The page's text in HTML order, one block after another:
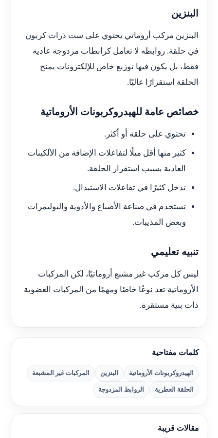
البنزين
البنزين مركب أروماتي يحتوي على ست ذرات كربون
في حلقة. روابطه لا تعامل كرابطات مزدوجة عادية
فقط، بل يكون فيها توزيع خاص للإلكترونات يمنح
الحلقة استقرارًا عاليًا.
خصائص عامة للهيدروكربونات الأروماتية
تحتوي على حلقة أو أكثر.
كثير منها أقل ميلًا لتفاعلات الإضافة من الألكينات
العادية بسبب استقرار الحلقة.
تدخل كثيرًا في تفاعلات الاستبدال.
تستخدم في صناعة الأصباغ والأدوية والبوليمرات
وبعض المذيبات.
تنبيه تعليمي
ليس كل مركب غير مشبع أروماتيًا، لكن المركبات
الأروماتية تعد نوعًا خاصًا ومهمًا من المركبات العضوية
ذات بنية مستقرة.
كلمات مفتاحية
الهيدروكربونات الأروماتية البنزين المركبات غير المشبعة
الحلقة العطرية الروابط المزدوجة
مقالات قريبة